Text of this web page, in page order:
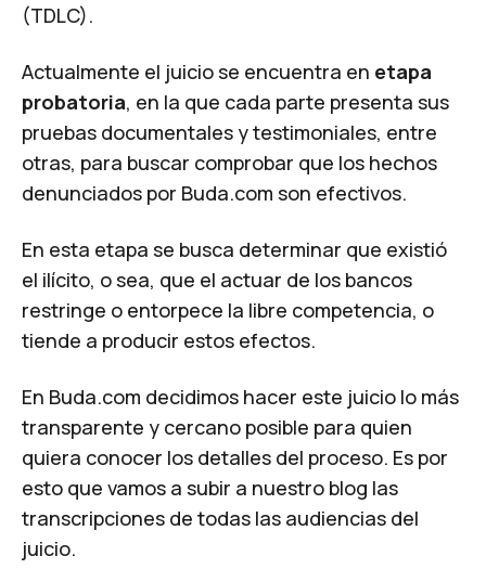
(TDLC).
Actualmente el juicio se encuentra en etapa
probatoria, en la que cada parte presenta sus
pruebas documentales y testimoniales, entre
otras, para buscar comprobar que los hechos
denunciados por Buda.com son efectivos.
En esta etapa se busca determinar que existió
el ilícito, o sea, que el actuar de los bancos
restringe o entorpece la libre competencia, o
tiende a producir estos efectos.
En Buda.com decidimos hacer este juicio lo más
transparente y cercano posible para quien
quiera conocer los detalles del proceso. Es por
esto que vamos a subir a nuestro blog las
transcripciones de todas las audiencias del
juicio.